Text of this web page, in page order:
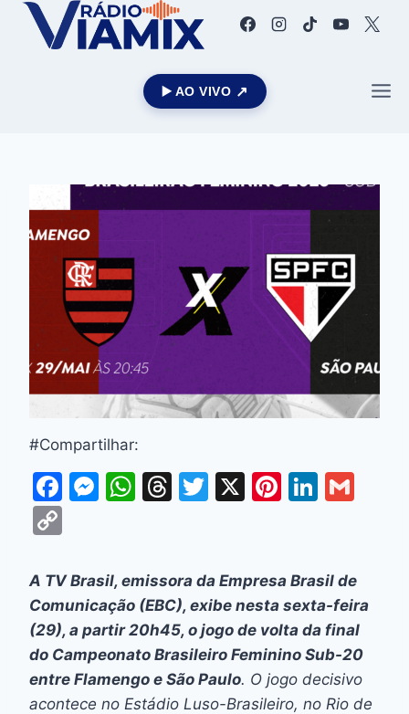
▶️ AO VIVO
#Compartilhar:
F
e
b
o
o
k
M
s
e
n
g
er
W
s
A
p
p
T
a
d
s
T
er
X
Pi
e
st
Li
e
dI
n
l
p
y
Li
n
k
A TV Brasil, emissora da Empresa Brasil de
Comunicação (EBC), exibe nesta sexta-feira
(29), a partir 20h45, o jogo de volta da final
do Campeonato Brasileiro Feminino Sub-20
entre Flamengo e São Paulo. O jogo decisivo
acontece no Estádio Luso-Brasileiro, no Rio de